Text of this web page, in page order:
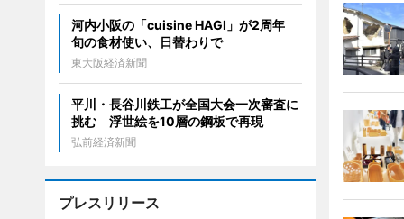
河内小阪の「cuisine HAGI」が2周年
旬の食材使い、日替わりで
東大阪経済新聞
平川・長谷川鉄工が全国大会一次審査に
挑む 浮世絵を10層の鋼板で再現
弘前経済新聞
プレスリリース